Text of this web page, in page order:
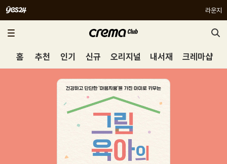
라운지
홈 추천 인기 신규 오리지널 내서재 크레마샵